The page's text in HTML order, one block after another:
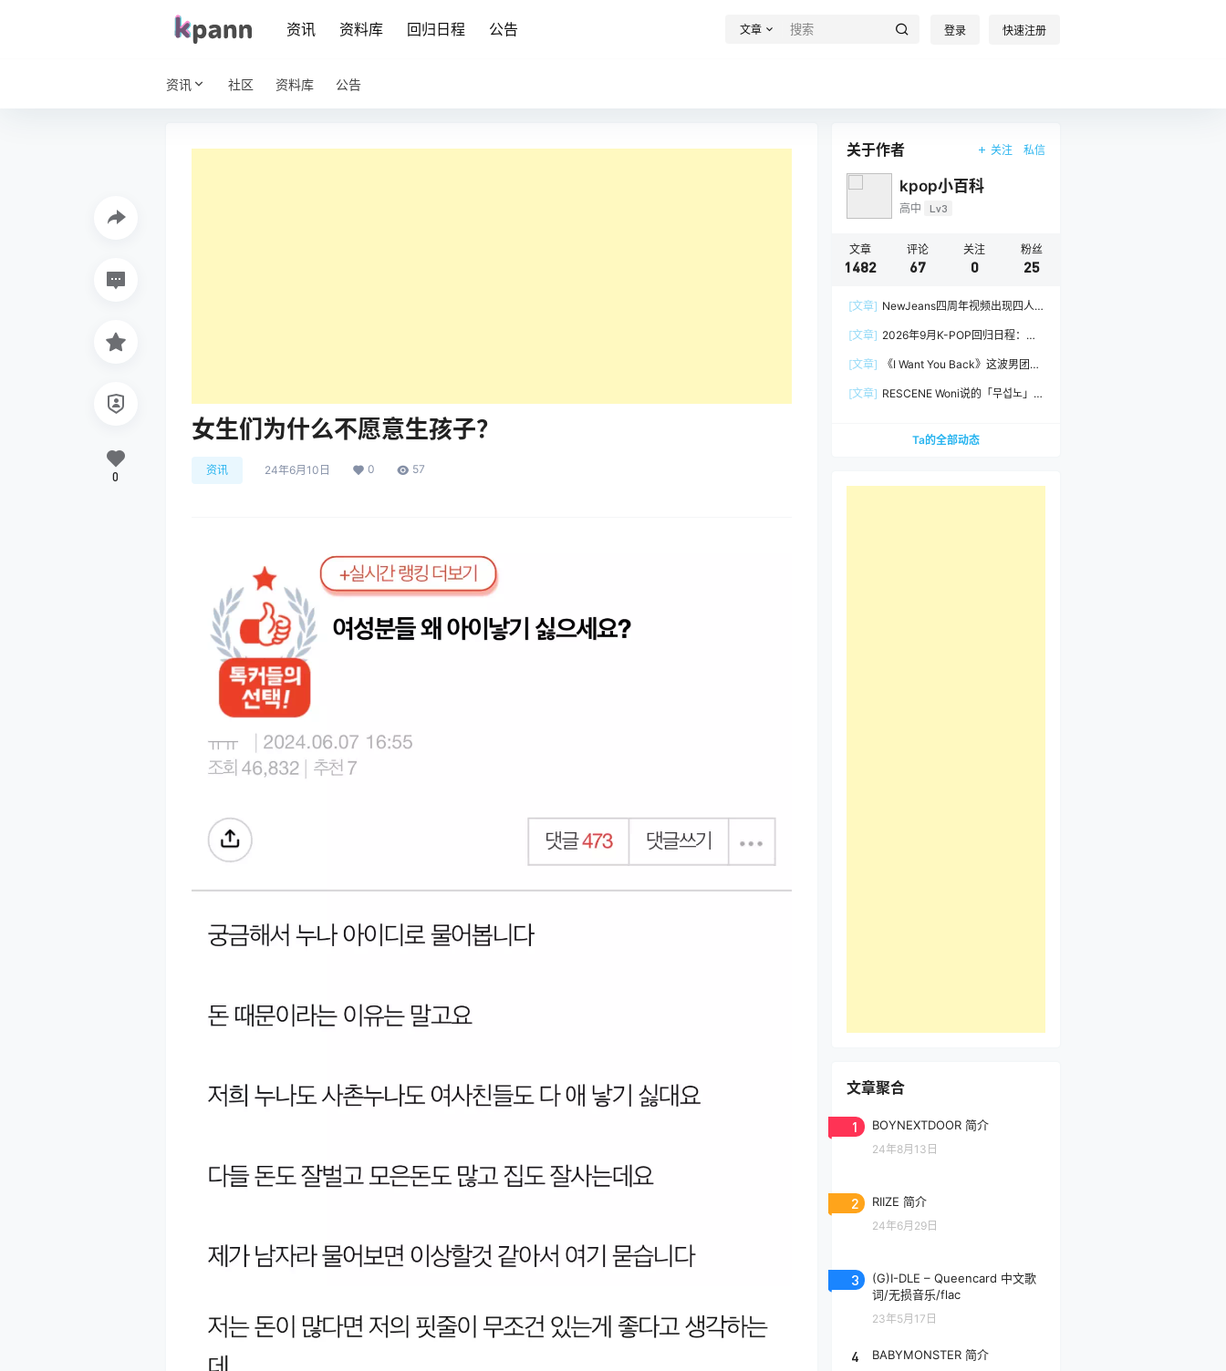
资讯 资料库 回归日程 公告 文章 登录 快速注册
资讯 社区 资料库 公告
女生们为什么不愿意生孩子？
资讯 24年6月10日 0 57
0
关于作者 关注 私信
kpop小百科
高中 Lv3
文章
1482
评论
67
关注
0
粉丝
25
[文章] NewJeans四周年视频出现四人
[文章] 2026年9月K-POP回归日程：
[文章]
《I Want You Back》这波男团挑
[文章] RESCENE Woni说的「무섭노」
Ta的全部动态
文章聚合
1 BOYNEXTDOOR 简介
24年8月13日
2 RIIZE 简介
24年6月29日
3
(G)I-DLE – Queencard 中文歌
词/无损音乐/flac
23年5月17日
4 BABYMONSTER 简介